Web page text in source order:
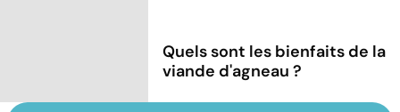
Quels sont les bienfaits de la
viande d'agneau ?